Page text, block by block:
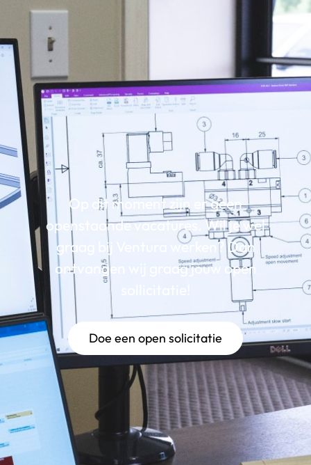
Op dit moment zijn er geen
openstaande vacatures. Wil je wel
graag bij Ventura werken? Dan
ontvangen wij graag jouw open
Doe een open solicitatie